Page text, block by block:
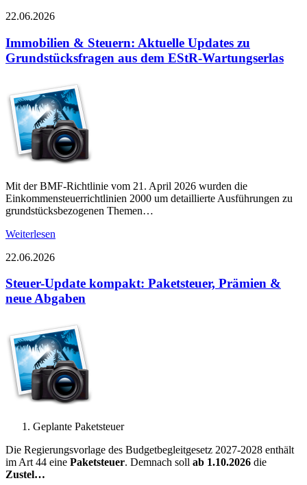
22.06.2026
Immobilien & Steuern: Aktuelle Updates zu
Grundstücksfragen aus dem EStR-Wartungserlas
Mit der BMF-Richtlinie vom 21. April 2026 wurden die
Einkommensteuerrichtlinien 2000 um detaillierte Ausführungen zu
grundstücksbezogenen Themen…
Weiterlesen
22.06.2026
Steuer-Update kompakt: Paketsteuer, Prämien &
neue Abgaben
Geplante Paketsteuer
Die Regierungsvorlage des Budgetbegleitgesetz 2027-2028 enthält
im Art 44 eine Paketsteuer. Demnach soll ab 1.10.2026 die
Zustel…